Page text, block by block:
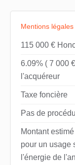
Mentions légales
115 000 €
6.09% ( 7 000
l'acquéreur
Taxe foncière
Pas de
Montant
pour un usage
l'énergie de